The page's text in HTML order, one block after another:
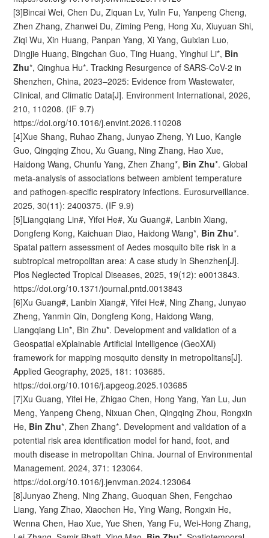
[3]Bincai Wei, Chen Du, Ziquan Lv, Yulin Fu, Yanpeng Cheng,
Zhen Zhang, Zhanwei Du, Ziming Peng, Hong Xu, Xiuyuan Shi,
Ziqi Wu, Xin Huang, Panpan Yang, Xi Yang, Guixian Luo,
Dingjie Huang, Bingchan Guo, Ting Huang, Yinghui Li*, Bin
Zhu*, Qinghua Hu*. Tracking Resurgence of SARS-CoV-2 in
Shenzhen, China, 2023–2025: Evidence from Wastewater,
Clinical, and Climatic Data[J]. Environment International, 2026,
210, 110208. (IF 9.7)
https://doi.org/10.1016/j.envint.2026.110208
[4]Xue Shang, Ruhao Zhang, Junyao Zheng, Yi Luo, Kangle
Guo, Qingqing Zhou, Xu Guang, Ning Zhang, Hao Xue,
Haidong Wang, Chunfu Yang, Zhen Zhang*, Bin Zhu*. Global
meta-analysis of associations between ambient temperature
and pathogen-specific respiratory infections. Eurosurveillance.
2025, 30(11): 2400375. (IF 9.9)
[5]Liangqiang Lin#, Yifei He#, Xu Guang#, Lanbin Xiang,
Dongfeng Kong, Kaichuan Diao, Haidong Wang*, Bin Zhu*.
Spatal pattern assessment of Aedes mosquito bite risk in a
subtropical metropolitan area: A case study in Shenzhen[J].
Plos Neglected Tropical Diseases, 2025, 19(12): e0013843.
https://doi.org/10.1371/journal.pntd.0013843
[6]Xu Guang#, Lanbin Xiang#, Yifei He#, Ning Zhang, Junyao
Zheng, Yanmin Qin, Dongfeng Kong, Haidong Wang,
Liangqiang Lin*, Bin Zhu*. Development and validation of a
Geospatial eXplainable Artificial Intelligence (GeoXAI)
framework for mapping mosquito density in metropolitans[J].
Applied Geography, 2025, 181: 103685.
https://doi.org/10.1016/j.apgeog.2025.103685
[7]Xu Guang, Yifei He, Zhigao Chen, Hong Yang, Yan Lu, Jun
Meng, Yanpeng Cheng, Nixuan Chen, Qingqing Zhou, Rongxin
He, Bin Zhu*, Zhen Zhang*. Development and validation of a
potential risk area identification model for hand, foot, and
mouth disease in metropolitan China. Journal of Environmental
Management. 2024, 371: 123064.
https://doi.org/10.1016/j.jenvman.2024.123064
[8]Junyao Zheng, Ning Zhang, Guoquan Shen, Fengchao
Liang, Yang Zhao, Xiaochen He, Ying Wang, Rongxin He,
Wenna Chen, Hao Xue, Yue Shen, Yang Fu, Wei-Hong Zhang,